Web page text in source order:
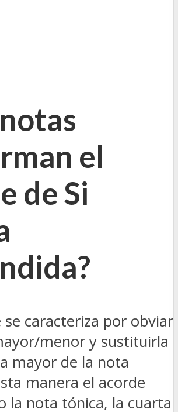
el
de Si
se caracteriza por obviar
menor y sustituirla
mayor de la nota
manera el acorde
la nota tónica, la cuarta